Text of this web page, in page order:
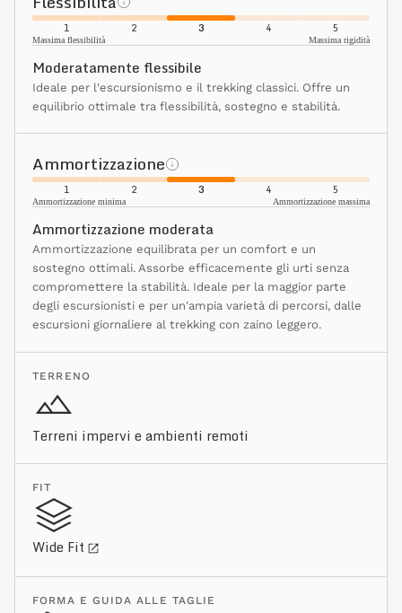
1 2 3 4 5
Massima flessibilità Massima rigidità
Moderatamente flessibile
Ideale per l'escursionismo e il trekking classici. Offre un
equilibrio ottimale tra flessibilità, sostegno e stabilità.
Ammortizzazione
1 2 3 4 5
Ammortizzazione minima Ammortizzazione massima
Ammortizzazione moderata
Ammortizzazione equilibrata per un comfort e un
sostegno ottimali. Assorbe efficacemente gli urti senza
compromettere la stabilità. Ideale per la maggior parte
degli escursionisti e per un'ampia varietà di percorsi, dalle
escursioni giornaliere al trekking con zaino leggero.
TERRENO
Terreni impervi e ambienti remoti
FIT
Wide Fit
FORMA E GUIDA ALLE TAGLIE